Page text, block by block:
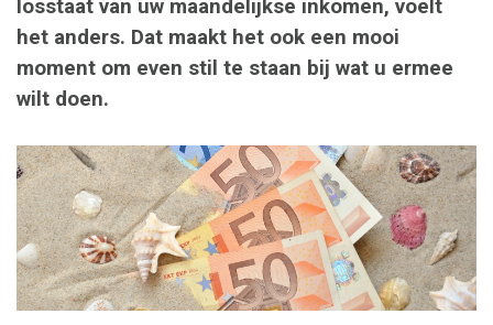
losstaat van uw maandelijkse inkomen, voelt
het anders. Dat maakt het ook een mooi
moment om even stil te staan bij wat u ermee
wilt doen.